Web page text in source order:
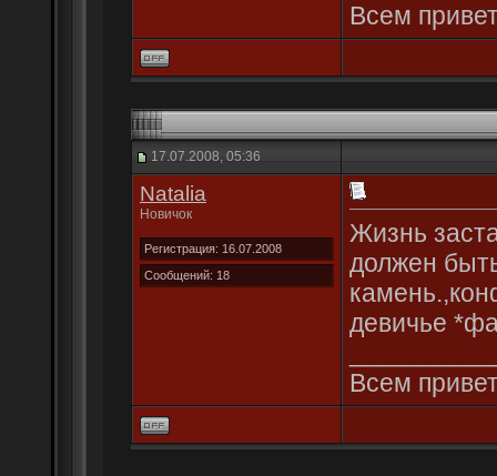
Всем
17.07.2008, 05:36
Natalia
Новичок
Регистрация: 16.07.2008
Сообщений: 18
Жизнь
должен
девичье
Всем